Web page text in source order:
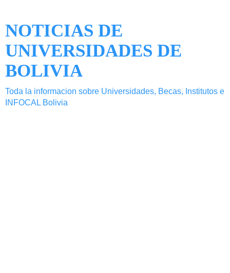
NOTICIAS DE
UNIVERSIDADES DE
BOLIVIA
Toda la informacion sobre Universidades, Becas, Institutos e
INFOCAL Bolivia